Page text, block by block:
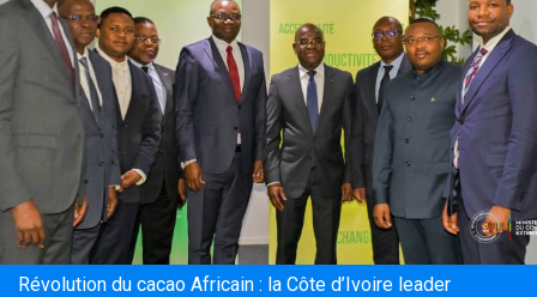
Révolution du cacao Africain : la Côte d’Ivoire leader